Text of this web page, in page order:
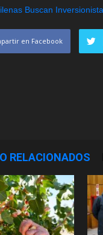
en Facebook
RELACIONADOS